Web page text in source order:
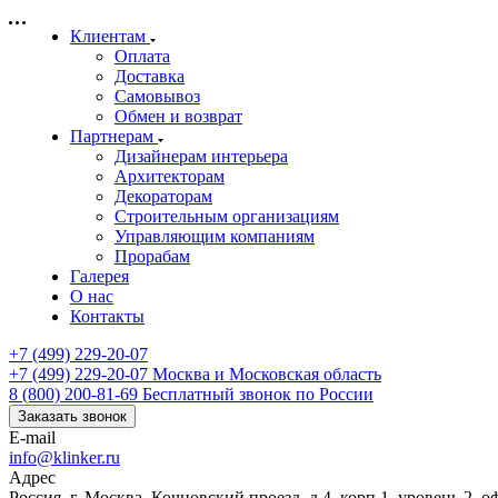
Клиентам
Оплата
Доставка
Самовывоз
Обмен и возврат
Партнерам
Дизайнерам интерьера
Архитекторам
Декораторам
Строительным организациям
Управляющим компаниям
Прорабам
Галерея
О нас
Контакты
+7 (499) 229-20-07
+7 (499) 229-20-07 Москва и Московская область
8 (800) 200-81-69 Бесплатный звонок по России
Заказать звонок
E-mail
info@klinker.ru
Адрес